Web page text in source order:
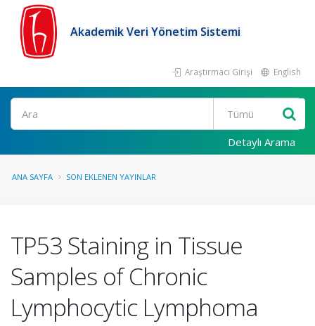
Akademik Veri Yönetim Sistemi
Araştırmacı Girişi English
Ara
Detaylı Arama
ANA SAYFA SON EKLENEN YAYINLAR
TP53 Staining in Tissue
Samples of Chronic
Lymphocytic Lymphoma